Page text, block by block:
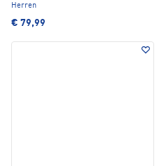
Herren
€ 79,99